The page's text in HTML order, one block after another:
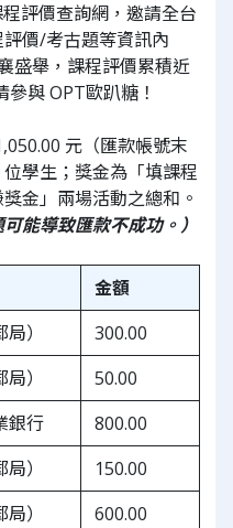
評價查詢網，邀請全台
價/考古題等資訊內
盛舉，課程評價累積近
與 OPT歐趴糖！
元（匯款帳號末
學生；獎金為「填課程
金」兩場活動之總和。
能導致匯款不成功。）
金額
）
300.00
）
50.00
銀行
800.00
）
150.00
）
600.00